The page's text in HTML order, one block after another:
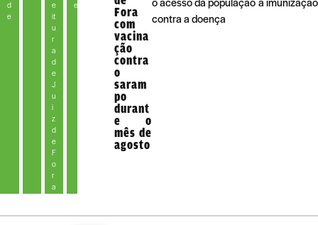
d
e
e
it
u
r
a
d
e
J
u
i
z
d
e
F
o
r
a
e
Fora
com
vacina
ção
contra
o
saram
po
durant
e o
mês de
agosto
contra a doença